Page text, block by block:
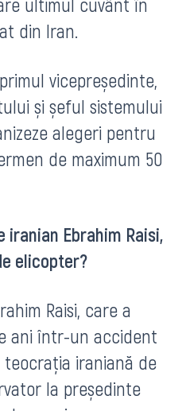
ultimul cuvânt în
din Iran.
vicepreședinte,
și șeful sistemului
alegeri pentru
de maximum 50
Ebrahim Raisi,
elicopter?
Raisi, care a
ani într-un accident
iraniană de
la președinte